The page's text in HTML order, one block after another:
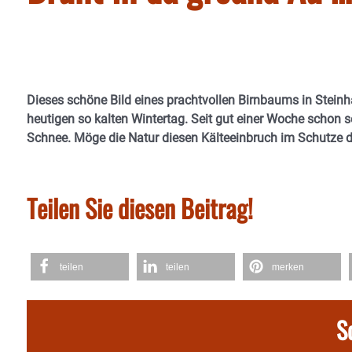
Dieses schöne Bild eines prachtvollen Birnbaums in
heutigen so kalten Wintertag. Seit gut einer Woche schon
Schnee. Möge die Natur diesen Kälteeinbruch im Schutze
Teilen Sie diesen Beitrag!
teilen teilen merken